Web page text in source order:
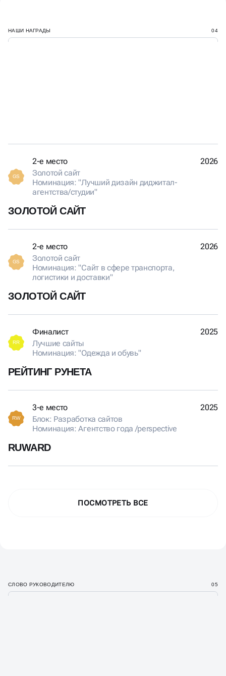
НАШИ НАГРАДЫ 04
ЗОЛОТОЙ САЙТ
GS
2-е место
Золотой сайт
Номинация: "Лучший дизайн диджитал-
агентства/студии"
2026
ЗОЛОТОЙ САЙТ
GS
2-е место
Золотой сайт
Номинация: "Сайт в сфере транспорта,
логистики и доставки"
2026
РЕЙТИНГ РУНЕТА
RR
Финалист
Лучшие сайты
Номинация: "Одежда и обувь"
2025
RUWARD
RW
3-е место
Блок: Разработка сайтов
Номинация: Агентство года /perspective
2025
ПОСМОТРЕТЬ ВСЕ
СЛОВО РУКОВОДИТЕЛЮ 05